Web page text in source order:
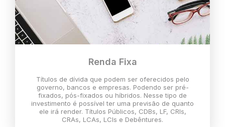
Renda Fixa
Títulos de dívida que podem ser oferecidos pelo
governo, bancos e empresas. Podendo ser pré-
fixados, pós-fixados ou híbridos. Nesse tipo de
investimento é possível ter uma previsão de quanto
ele irá render. Títulos Públicos, CDBs, LF, CRIs,
CRAs, LCAs, LCIs e Debêntures.